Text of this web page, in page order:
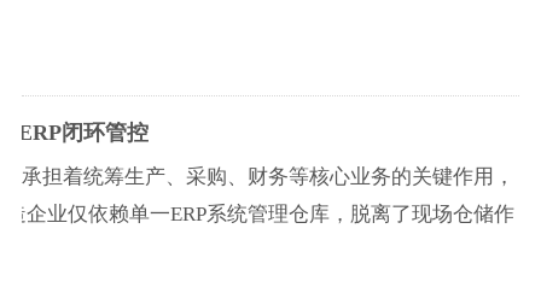
ERP闭环管控
承担着统筹生产、采购、财务等核心业务的关键作用，
企业仅依赖单一ERP系统管理仓库，脱离了现场仓储作